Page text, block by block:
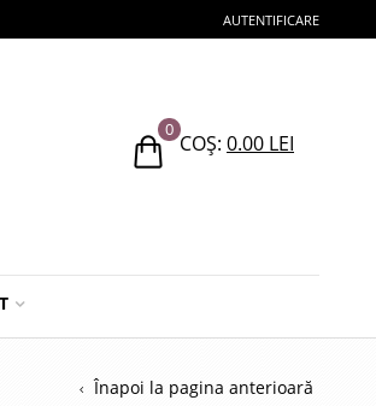
AUTENTIFICARE
0
COȘ: 0.00 LEI
Înapoi la pagina anterioară